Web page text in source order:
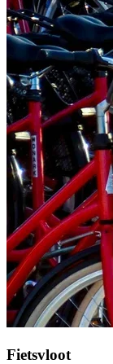
Fietsvloot